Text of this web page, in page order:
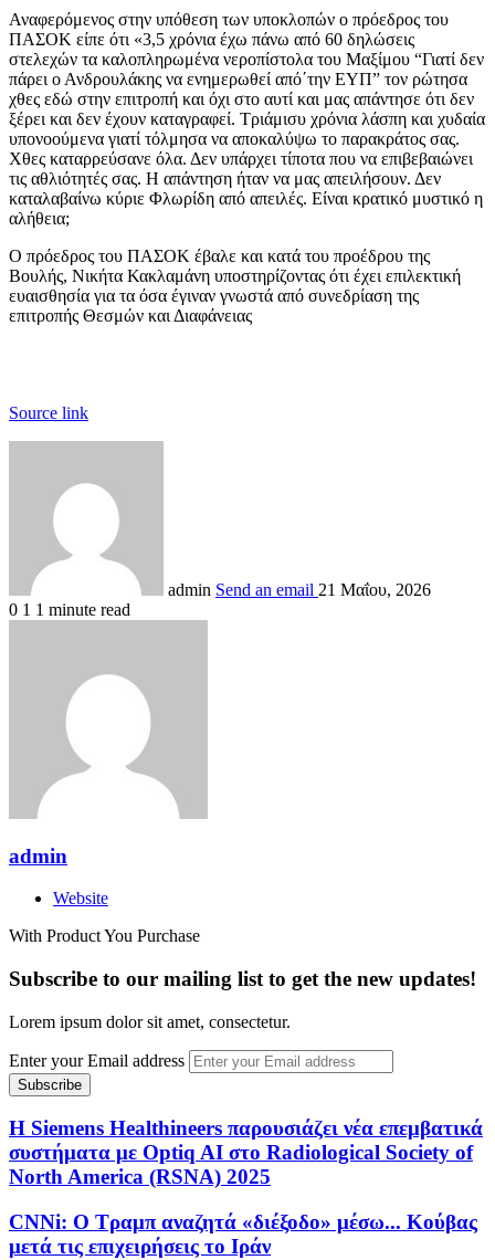
Αναφερόμενος στην υπόθεση των υποκλοπών ο πρόεδρος του
ΠΑΣΟΚ είπε ότι «3,5 χρόνια έχω πάνω από 60 δηλώσεις
στελεχών τα καλοπληρωμένα νεροπίστολα του Μαξίμου “Γιατί δεν
πάρει ο Ανδρουλάκης να ενημερωθεί από΄την ΕΥΠ” τον ρώτησα
χθες εδώ στην επιτροπή και όχι στο αυτί και μας απάντησε ότι δεν
ξέρει και δεν έχουν καταγραφεί. Τριάμισυ χρόνια λάσπη και χυδαία
υπονοούμενα γιατί τόλμησα να αποκαλύψω το παρακράτος σας.
Χθες καταρρεύσανε όλα. Δεν υπάρχει τίποτα που να επιβεβαιώνει
τις αθλιότητές σας. Η απάντηση ήταν να μας απειλήσουν. Δεν
καταλαβαίνω κύριε Φλωρίδη από απειλές. Είναι κρατικό μυστικό η
αλήθεια;
Ο πρόεδρος του ΠΑΣΟΚ έβαλε και κατά του προέδρου της
Βουλής, Νικήτα Κακλαμάνη υποστηρίζοντας ότι έχει επιλεκτική
ευαισθησία για τα όσα έγιναν γνωστά από συνεδρίαση της
επιτροπής Θεσμών και Διαφάνειας
Source link
admin Send an email 21 Μαΐου, 2026
0 1 1 minute read
admin
Website
With Product You Purchase
Subscribe to our mailing list to get the new updates!
Lorem ipsum dolor sit amet, consectetur.
Enter your Email address
Η Siemens Healthineers παρουσιάζει νέα επεμβατικά
συστήματα με Optiq AI στο Radiological Society of
North America (RSNA) 2025
CNNi: Ο Τραμπ αναζητά «διέξοδο» μέσω... Κούβας
μετά τις επιχειρήσεις το Ιράν